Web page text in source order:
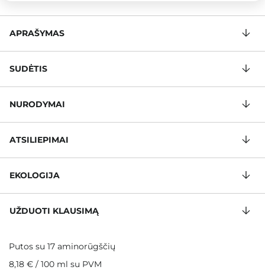
APRAŠYMAS
SUDĖTIS
NURODYMAI
ATSILIEPIMAI
EKOLOGIJA
UŽDUOTI KLAUSIMĄ
Putos su 17 aminorūgščių
8,18 € / 100 ml su PVM